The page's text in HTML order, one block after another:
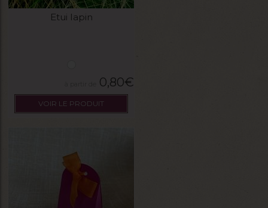
Etui lapin
0,80€
VOIR LE PRODUIT